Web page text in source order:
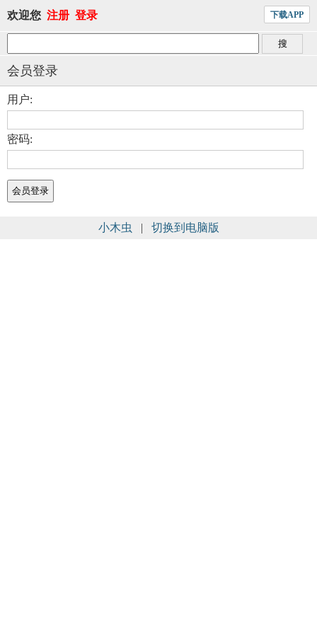
欢迎您 注册 登录 下载APP
会员登录
用户:
密码:
小木虫 | 切换到电脑版